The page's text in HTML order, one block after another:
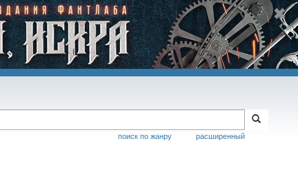
расширенный
поиск по жанру